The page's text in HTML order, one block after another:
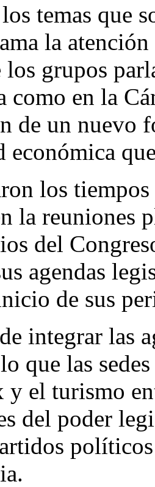
temas que
la
los grupos
como en la
de un nuevo
económica
los
la reuniones
del
agendas
de sus
integrar las
que las
y el turismo
del poder